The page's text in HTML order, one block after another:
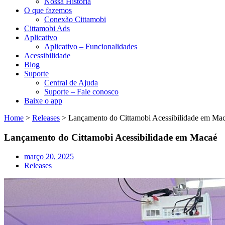
O que fazemos
Conexão Cittamobi
Cittamobi Ads
Aplicativo
Aplicativo – Funcionalidades
Acessibilidade
Blog
Suporte
Central de Ajuda
Suporte – Fale conosco
Baixe o app
Home > Releases > Lançamento do Cittamobi Acessibilidade em
Lançamento do Cittamobi Acessibilidade em Macaé
março 20, 2025
Releases